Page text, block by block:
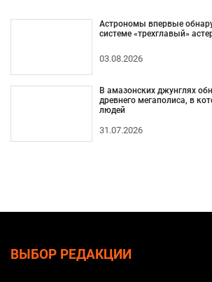
Астрономы впервые
системе «трехглавый»
03.08.2026
В амазонских джунглях
древнего мегаполиса, в
людей
31.07.2026
ВЫБОР РЕДАКЦИИ